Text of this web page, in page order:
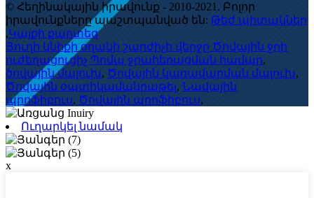
© Հեղինակային իրավունք - 2010-2021. Բոլոր
իրավունքները պաշտպանված են: Թեժ պիտակներ
,Կայքի քարտեզ
Յուղի կնիքի օղակի շարժիչի վերջը Ծովային ջրի
ուժեղացուցիչ Պոմպ ջրահեռացման համար,
ծովային մալուխ, Ծովային կառավարման մալուխ,
Ծովային օպտիկամանրաթել, Նավային
պրոֆիբուս, Ծովային պրոֆիբուս,
Ուղարկել նամակ
x